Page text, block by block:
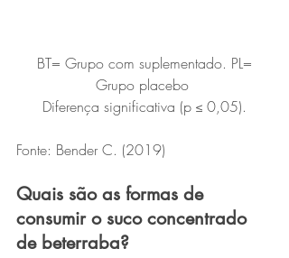
Grupo placebo
Diferença significativa (p ≤ 0,05).
Fonte: Bender C. (2019)
Quais são as formas de
consumir o suco concentrado
de beterraba?